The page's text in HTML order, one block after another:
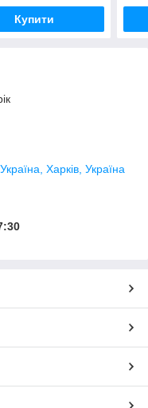
Купити
Харків, Україна